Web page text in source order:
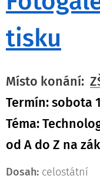
tisku
Místo konání:
Termín: sobota
Téma:
od A do Z na
Dosah: celostátní